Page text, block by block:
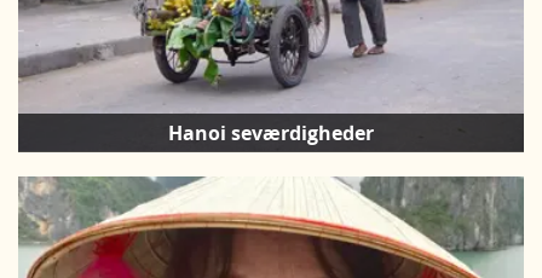
Hanoi seværdigheder